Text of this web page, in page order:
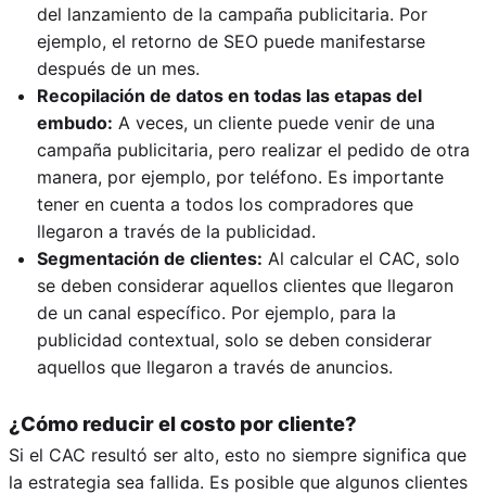
del lanzamiento de la campaña publicitaria. Por
ejemplo, el retorno de SEO puede manifestarse
después de un mes.
Recopilación de datos en todas las etapas del
embudo: A veces, un cliente puede venir de una
campaña publicitaria, pero realizar el pedido de otra
manera, por ejemplo, por teléfono. Es importante
tener en cuenta a todos los compradores que
llegaron a través de la publicidad.
Segmentación de clientes: Al calcular el CAC, solo
se deben considerar aquellos clientes que llegaron
de un canal específico. Por ejemplo, para la
publicidad contextual, solo se deben considerar
aquellos que llegaron a través de anuncios.
¿Cómo reducir el costo por cliente?
Si el CAC resultó ser alto, esto no siempre significa que
la estrategia sea fallida. Es posible que algunos clientes